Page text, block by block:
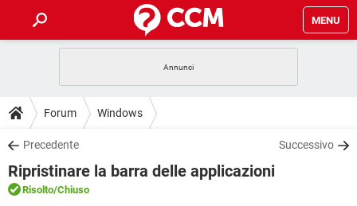
MENU
INTRATTENIMENTO
iOS
INSTAGRAM WHATSAPP
TIKTOK
GUIDE
COVID-19
iOS
DOWNLOAD
COVID-19 GAMING
INTRATTENIMENTO
FORUM
Forum Windows
Precedente Successivo
Ripristinare la barra delle applicazioni
Risolto/Chiuso